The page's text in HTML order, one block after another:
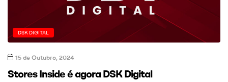
DSK DIGITAL
15 de Outubro, 2024
Stores Inside é agora DSK Digital